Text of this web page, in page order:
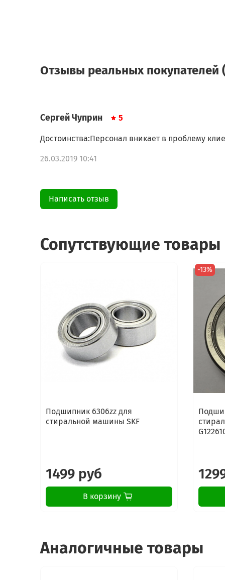
Отзывы реальных покупателей
Сергей Чуприн 5
Достоинства:Персонал вникает в проблему
26.03.2019 10:41
Написать отзыв
Сопутствующие товары
Подшипник 6306zz для
стиральной машины SKF
1499 руб
В корзину
-13%
Аналогичные товары